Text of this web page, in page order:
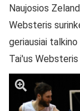
Naujosios
Websteris
geriausiai talkino
Tai'us